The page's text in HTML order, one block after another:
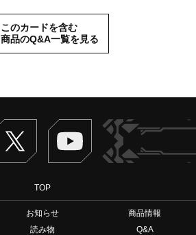
このカードを含む
商品のQ&A一覧を見る
Twitter ヴァンガードch
TOP
お知らせ
商品情報
読み物
Q&A